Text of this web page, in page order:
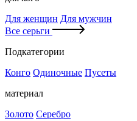
Для женщин Для мужчин
Все серьги
Подкатегории
Конго Одиночные Пусеты
материал
Золото Серебро